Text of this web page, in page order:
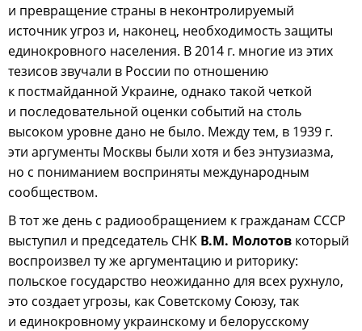
и превращение страны в неконтролируемый
источник угроз и, наконец, необходимость защиты
единокровного населения. В 2014 г. многие из этих
тезисов звучали в России по отношению
к постмайданной Украине, однако такой четкой
и последовательной оценки событий на столь
высоком уровне дано не было. Между тем, в 1939 г.
эти аргументы Москвы были хотя и без энтузиазма,
но с пониманием восприняты международным
сообществом.
В тот же день с радиообращением к гражданам СССР
выступил и председатель СНК В.М. Молотов который
воспроизвел ту же аргументацию и риторику:
польское государство неожиданно для всех рухнуло,
это создает угрозы, как Советскому Союзу, так
и единокровному украинскому и белорусскому